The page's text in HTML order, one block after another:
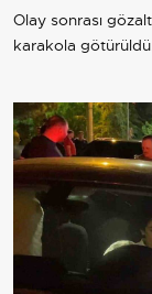
Olay sonrası
karakola